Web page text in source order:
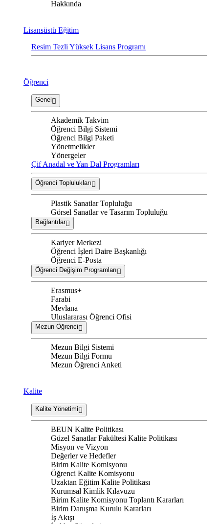
Hakkında
Lisansüstü Eğitim
Resim Tezli Yüksek Lisans Programı
Öğrenci
Genel
Akademik Takvim
Öğrenci Bilgi Sistemi
Öğrenci Bilgi Paketi
Yönetmelikler
Yönergeler
Çif Anadal ve Yan Dal Programları
Öğrenci Toplulukları
Plastik Sanatlar Topluluğu
Görsel Sanatlar ve Tasarım Topluluğu
Bağlantılar
Kariyer Merkezi
Öğrenci İşleri Daire Başkanlığı
Öğrenci E-Posta
Öğrenci Değişim Programları
Erasmus+
Farabi
Mevlana
Uluslararası Öğrenci Ofisi
Mezun Öğrenci
Mezun Bilgi Sistemi
Mezun Bilgi Formu
Mezun Öğrenci Anketi
Kalite
Kalite Yönetimi
BEUN Kalite Politikası
Güzel Sanatlar Fakültesi Kalite Politikası
Misyon ve Vizyon
Değerler ve Hedefler
Birim Kalite Komisyonu
Öğrenci Kalite Komisyonu
Uzaktan Eğitim Kalite Politikası
Kurumsal Kimlik Kılavuzu
Birim Kalite Komisyonu Toplantı Kararları
Birim Danışma Kurulu Kararları
İş Akışı